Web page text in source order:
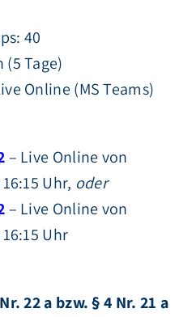
40
Tage)
Online (MS Teams)
– Live Online von
Uhr, oder
– Live Online von
Uhr
22 a bzw. § 4 Nr. 21 a